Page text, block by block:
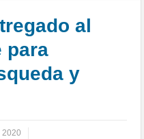
al
para
y
2020